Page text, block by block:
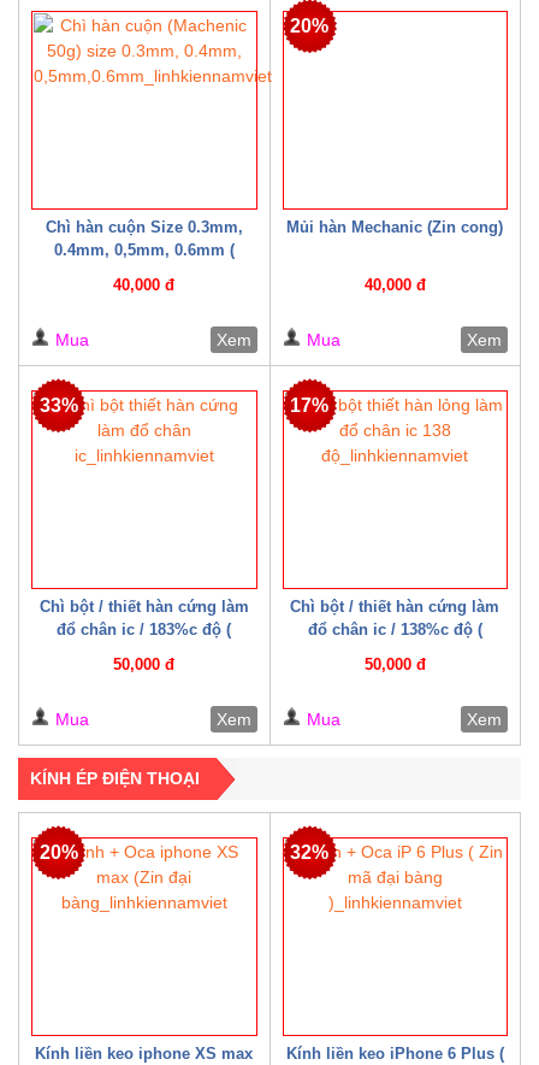
Chì hàn cuộn Size 0.3mm,
0.4mm, 0,5mm, 0.6mm (
40,000 đ
Mua Xem
Mủi hàn Mechanic (Zin cong)
40,000 đ
20%
Mua Xem
Chì bột / thiết hàn cứng làm
đổ chân ic / 183%c độ (
50,000 đ
33%
Mua Xem
Chì bột / thiết hàn cứng làm
đổ chân ic / 138%c độ (
50,000 đ
17%
Mua Xem
KÍNH ÉP ĐIỆN THOẠI
Kính liền keo iphone XS max
20%
Kính liền keo iPhone 6 Plus (
32%